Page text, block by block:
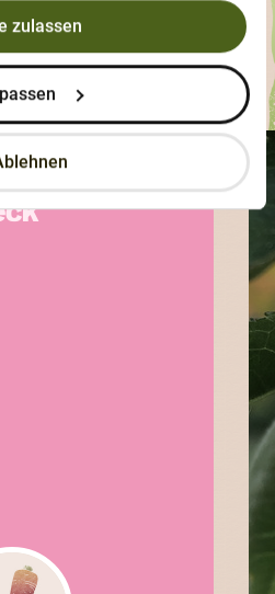
zulassen
Bedürfnissen. Erfahre, an
Eigenschaften andere
besonders viel Freude haben.